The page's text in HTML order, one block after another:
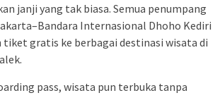
janji yang tak biasa. Semua penumpang
Internasional Dhoho Kediri
tiket gratis ke berbagai destinasi wisata di
pass, wisata pun terbuka tanpa